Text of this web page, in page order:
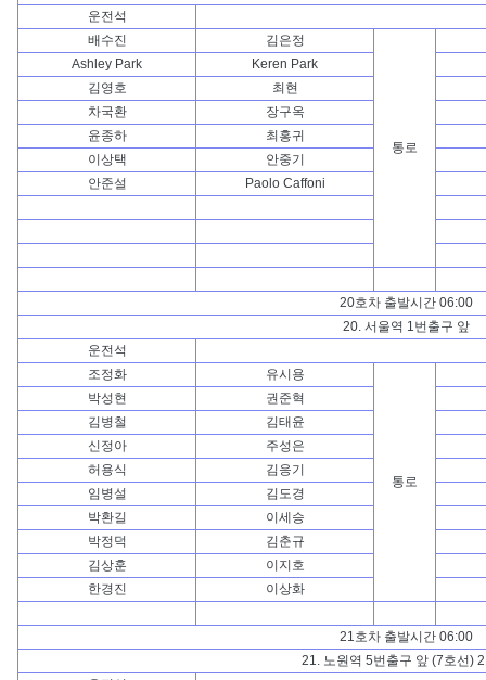
운전석
배수진
김은정
통로
Ashley Park
Keren Park
김영호
최현
차국환
장구옥
윤종하
최홍귀
이상택
안중기
안준설
Paolo Caffoni
20호차 출발시간 06:00
20. 서울역 1번출구 앞
운전석
조정화
유시용
통로
박성현
권준혁
김병철
김태윤
신정아
주성은
허용식
김응기
임병설
김도경
박환길
이세승
박정덕
김춘규
김상훈
이지호
한경진
이상화
21호차 출발시간 06:00
21. 노원역 5번출구 앞 (7호선)